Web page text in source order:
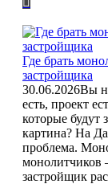
Где брать
застройщика
30.06.2026Вы
есть, проект
которые будут
картина? На
проблема.
монолитчиков
застройщик